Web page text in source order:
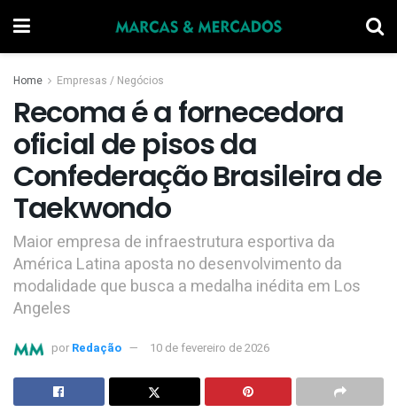
Home Empresas / Negócios
Recoma é a fornecedora
oficial de pisos da
Confederação Brasileira de
Taekwondo
Maior empresa de infraestrutura esportiva da
América Latina aposta no desenvolvimento da
modalidade que busca a medalha inédita em Los
Angeles
por Redação 10 de fevereiro de 2026